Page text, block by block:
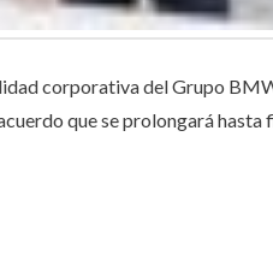
corporativa del Grupo
que se prolongará hasta